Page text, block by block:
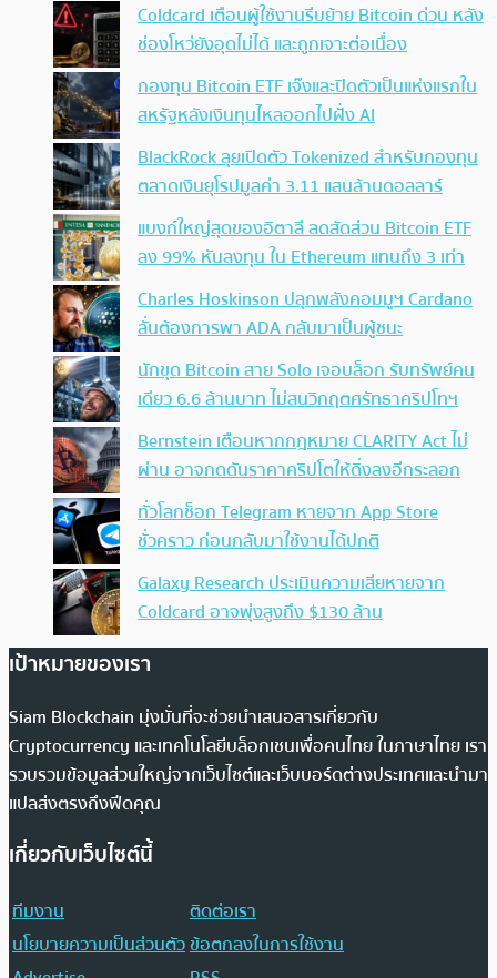
Coldcard เตือนผู้ใช้งานรีบย้าย Bitcoin ด่วน หลัง
ช่องโหว่ยังอุดไม่ได้ และถูกเจาะต่อเนื่อง
กองทุน Bitcoin ETF เจ๊งและปิดตัวเป็นแห่งแรกใน
สหรัฐหลังเงินทุนไหลออกไปฝั่ง AI
BlackRock ลุยเปิดตัว Tokenized สำหรับกองทุน
ตลาดเงินยุโรปมูลค่า 3.11 แสนล้านดอลลาร์
แบงก์ใหญ่สุดของอิตาลี ลดสัดส่วน Bitcoin ETF
ลง 99% หันลงทุน ใน Ethereum แทนถึง 3 เท่า
Charles Hoskinson ปลุกพลังคอมมูฯ Cardano
ลั่นต้องการพา ADA กลับมาเป็นผู้ชนะ
นักขุด Bitcoin สาย Solo เจอบล็อก รับทรัพย์คน
เดียว 6.6 ล้านบาท ไม่สนวิกฤตศรัทธาคริปโทฯ
Bernstein เตือนหากกฎหมาย CLARITY Act ไม่
ผ่าน อาจกดดันราคาคริปโตให้ดิ่งลงอีกระลอก
ทั่วโลกช็อก Telegram หายจาก App Store
ชั่วคราว ก่อนกลับมาใช้งานได้ปกติ
Galaxy Research ประเมินความเสียหายจาก
Coldcard อาจพุ่งสูงถึง $130 ล้าน
เป้าหมายของเรา
Siam Blockchain มุ่งมั่นที่จะช่วยนำเสนอสารเกี่ยวกับ
Cryptocurrency และเทคโนโลยีบล็อกเชนเพื่อคนไทย ในภาษาไทย เรา
รวบรวมข้อมูลส่วนใหญ่จากเว็บไซต์และเว็บบอร์ดต่างประเทศและนำมา
แปลส่งตรงถึงฟีดคุณ
เกี่ยวกับเว็บไซต์นี้
ทีมงาน
ติดต่อเรา
นโยบายความเป็นส่วนตัวข้อตกลงในการใช้งาน